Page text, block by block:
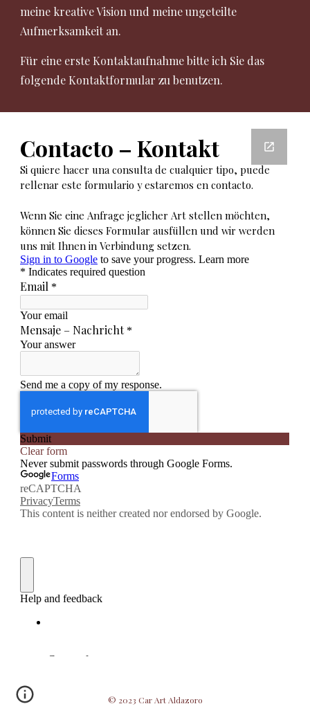
meine kreative Vision und meine ungeteilte
Aufmerksamkeit an.
Für eine erste Kontaktaufnahme bitte ich Sie das
folgende Kontaktformular zu benutzen.
© 2023 Car Art Aldazoro